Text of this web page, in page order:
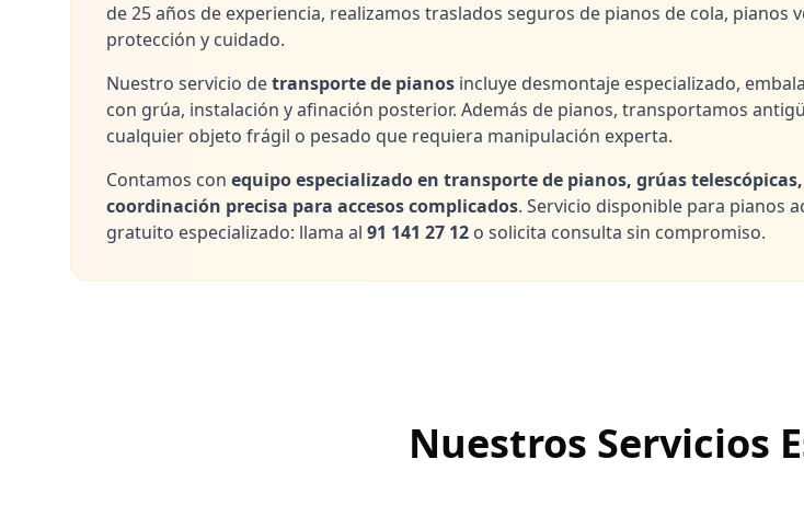
de 25 años de experiencia, realizamos traslados seguros de pianos de cola,
protección y cuidado.
Nuestro servicio detransporte de pianos incluye desmontaje especializado,
con grúa, instalación y afinación posterior. Además de pianos, transportamos
cualquier objeto frágil o pesado que requiera manipulación experta.
Contamos con equipo especializado en transporte de pianos, grúas
coordinación precisa para accesos complicados. Servicio disponible para pianos
gratuito especializado: llama al 91 141 27 12 o solicita consulta sin compromiso.
Nuestros Servicios